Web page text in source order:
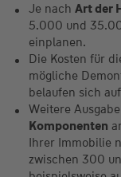
Je nach Art der
5.000 und
einplanen.
Die Kosten für
mögliche
belaufen sich
Weitere
Komponenten
Ihrer Immobilie
zwischen 300